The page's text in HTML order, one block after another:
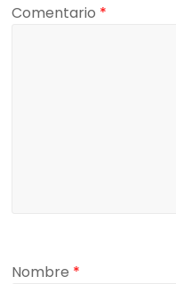
Comentario *
Nombre *